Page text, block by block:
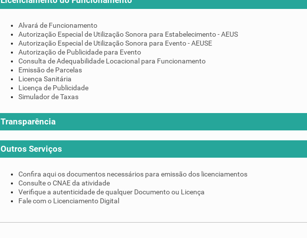
Alvará de Funcionamento
Autorização Especial de Utilização Sonora para Estabelecimento - AEUS
Autorização Especial de Utilização Sonora para Evento - AEUSE
Autorização de Publicidade para Evento
Consulta de Adequabilidade Locacional para Funcionamento
Emissão de Parcelas
Licença Sanitária
Licença de Publicidade
Simulador de Taxas
Transparência
Outros Serviços
Confira aqui os documentos necessários para emissão dos licenciamentos
Consulte o CNAE da atividade
Verifique a autenticidade de qualquer Documento ou Licença
Fale com o Licenciamento Digital